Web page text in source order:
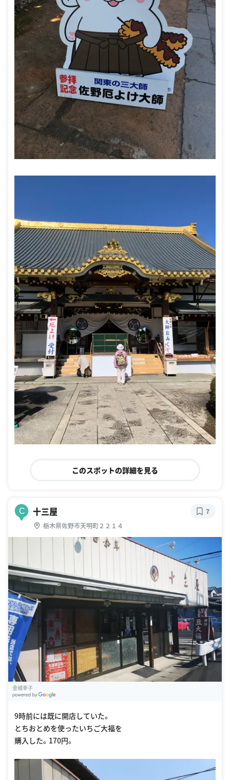
このスポットの詳細を見る
C 十三屋
栃木県佐野市天明町２２１４
7
金城幸子
9時前には既に開店していた。
とちおとめを使ったいちご大福を
購入した。170円。